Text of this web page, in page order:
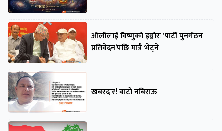
ओलीलाई विष्णुको इग्नोरः ‘पार्टी पुनर्गठन
प्रतिवेदन’पछि मात्रै भेट्ने
खबरदार! बाटो नबिराऊ